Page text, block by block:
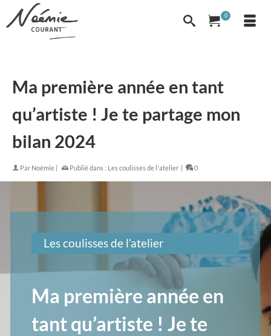
0
Ma première année en tant
qu’artiste ! Je te partage mon
bilan 2024
Par Noémie | Publié dans : Les coulisses de l'atelier | 0
Les coulisses de l’atelier
Ma première année en
tant qu’artiste ! Je te